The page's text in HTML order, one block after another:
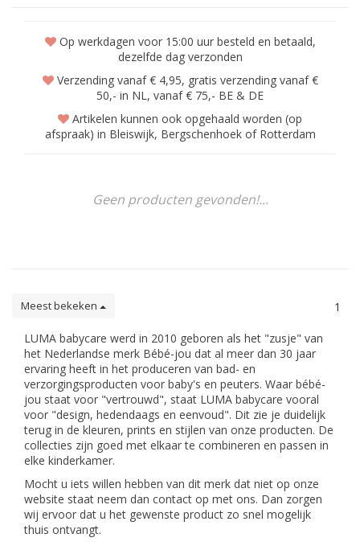
Op werkdagen voor 15:00 uur besteld en betaald,
dezelfde dag verzonden
Verzending vanaf € 4,95, gratis verzending vanaf €
50,- in NL, vanaf € 75,- BE & DE
Artikelen kunnen ook opgehaald worden (op
afspraak) in Bleiswijk, Bergschenhoek of Rotterdam
Geen producten gevonden!...
Meest bekeken 1
LUMA babycare werd in 2010 geboren als het "zusje" van
het Nederlandse merk Bébé-jou dat al meer dan 30 jaar
ervaring heeft in het produceren van bad- en
verzorgingsproducten voor baby's en peuters. Waar bébé-
jou staat voor "vertrouwd", staat LUMA babycare vooral
voor "design, hedendaags en eenvoud". Dit zie je duidelijk
terug in de kleuren, prints en stijlen van onze producten. De
collecties zijn goed met elkaar te combineren en passen in
elke kinderkamer.
Mocht u iets willen hebben van dit merk dat niet op onze
website staat neem dan contact op met ons. Dan zorgen
wij ervoor dat u het gewenste product zo snel mogelijk
thuis ontvangt.